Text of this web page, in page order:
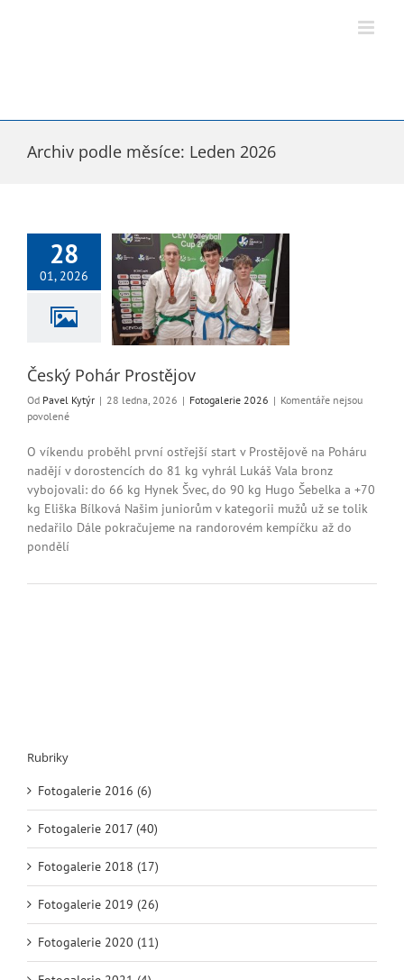
Archiv podle měsíce: Leden 2026
28
01, 2026
2026
Český Pohár Prostějov
Od Pavel Kytýr | 28 ledna, 2026 | Fotogalerie 2026 | Komentáře nejsou
povolenéu
s
názvem
Pohár
Prostějov
O víkendu proběhl první ostřejší start v Prostějově na Poháru
nadějí v dorostencích do 81 kg vyhrál Lukáš Vala bronz
vybojovali: do 66 kg Hynek Švec, do 90 kg Hugo Šebelka a +70
kg Eliška Bílková Našim juniorům v kategorii mužů už se tolik
nedařilo Dále pokračujeme na randorovém kempíčku až do
pondělí
Rubriky
Fotogalerie 2016 (6)
Fotogalerie 2017 (40)
Fotogalerie 2018 (17)
Fotogalerie 2019 (26)
Fotogalerie 2020 (11)